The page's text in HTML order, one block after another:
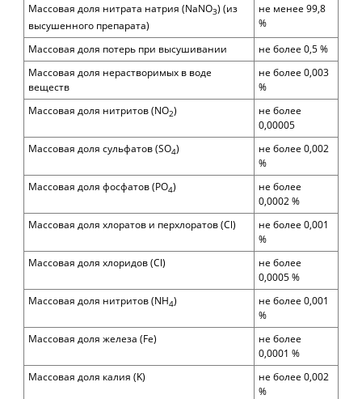
Массовая доля нитрата натрия (NaNO3) (из
высушенного препарата)
не менее 99,8
%
Массовая доля потерь при высушивании
не более 0,5 %
Массовая доля нерастворимых в воде
веществ
не более 0,003
%
Массовая доля нитритов (NO2)
не более
0,00005
Массовая доля сульфатов (SO4) не более 0,002
%
Массовая доля фосфатов(PO4)
не более
0,0002%
Массовая доля хлоратов и перхлоратов (Cl) не более 0,001
%
Массовая доля хлоридов (Cl)
не более
0,0005%
Массовая доля нитритов (NH4) не более 0,001
%
Массовая доля железа (Fe)
не более
0,0001 %
Массовая доля калия (K)
не более 0,002
%